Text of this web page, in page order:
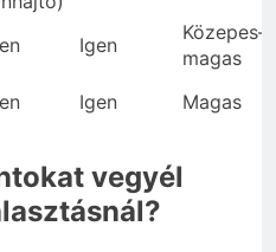
Igen
Közepes–
magas
Igen Magas
vegyél